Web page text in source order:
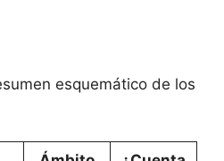
esquemático de los